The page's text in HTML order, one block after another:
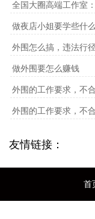
全国大圈高端工作室‌
做夜店小姐要学些什
外围怎么搞，违法行
做外围要怎么赚钱
外围的工作要求，不
外围的工作要求，不
友情链接：
首